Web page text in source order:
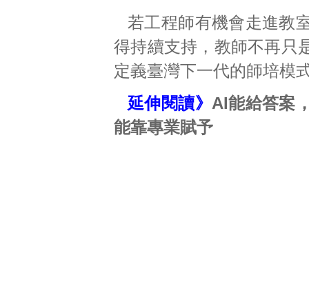
若工程師有機會走進教
得持續支持，教師不再只
定義臺灣下一代的師培模
延伸閱讀》 AI能給答案
能靠專業賦予